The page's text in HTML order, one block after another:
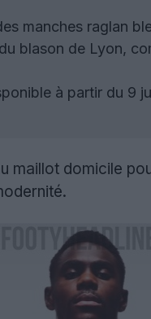
manches raglan
blason de Lyon,
à partir du 9
maillot domicile